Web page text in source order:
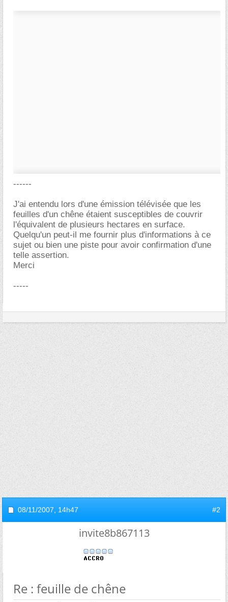
------
J'ai entendu lors d'une émission télévisée que les
feuilles d'un chêne étaient susceptibles de couvrir
l'équivalent de plusieurs hectares en surface.
Quelqu'un peut-il me fournir plus d'informations à ce
sujet ou bien une piste pour avoir confirmation d'une
telle assertion.
Merci
-----
08/11/2007, 14h47 #2
invite8b867113
Re : feuille de chêne